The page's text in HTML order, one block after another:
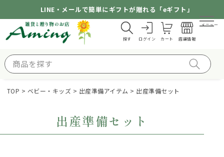
LINE・メールで簡単にギフトが贈れる「eギフト」
探す ログイン カート 店舗情報
メニュー
TOP ベビー・キッズ 出産準備アイテム 出産準備セット
出産準備セット